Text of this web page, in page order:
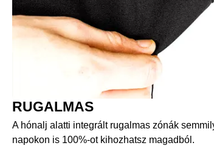
RUGALMAS
A hónalj alatti integrált rugalmas zónák
napokon is 100%-ot kihozhatsz magadból.